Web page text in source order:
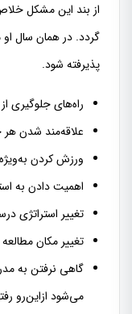
از بند این مشکل
گردد. در همان سال
پذیرفته شود.
راه‌های جلوگیری
علاقه‌مند شدن
ورزش کردن
اهمیت دادن به
تغییر استراتژی
تغییر مکان مطالعه
گاهی نرفتن به
می‌شود ازاین‌رو